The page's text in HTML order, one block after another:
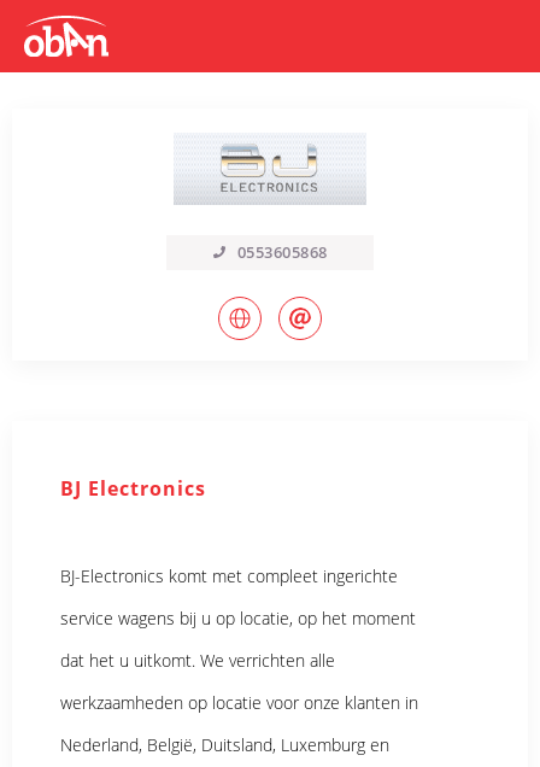
0553605868
BJ Electronics
BJ-Electronics komt met compleet ingerichte
service wagens bij u op locatie, op het moment
dat het u uitkomt. We verrichten alle
werkzaamheden op locatie voor onze klanten in
Nederland, België, Duitsland, Luxemburg en